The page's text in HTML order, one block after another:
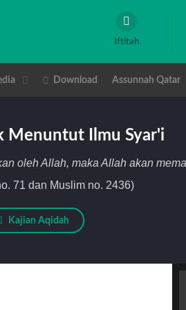
Iftitah
Download Assunnah Qatar
Menuntut Ilmu Syar'i
oleh Allah, maka Allah akan
71 dan Muslim no. 2436)
Kajian Aqidah